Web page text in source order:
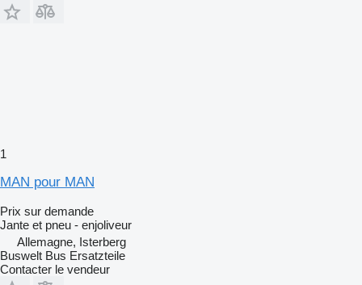
1
MAN pour MAN
Prix sur demande
Jante et pneu - enjoliveur
Allemagne, Isterberg
Buswelt Bus Ersatzteile
Contacter le vendeur